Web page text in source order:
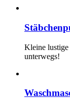
Kleine lustige
unterwegs!